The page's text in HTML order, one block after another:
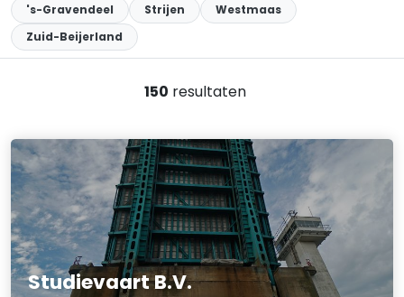
's-Gravendeel
Strijen
Westmaas
Zuid-Beijerland
150 resultaten
Studievaart B.V.